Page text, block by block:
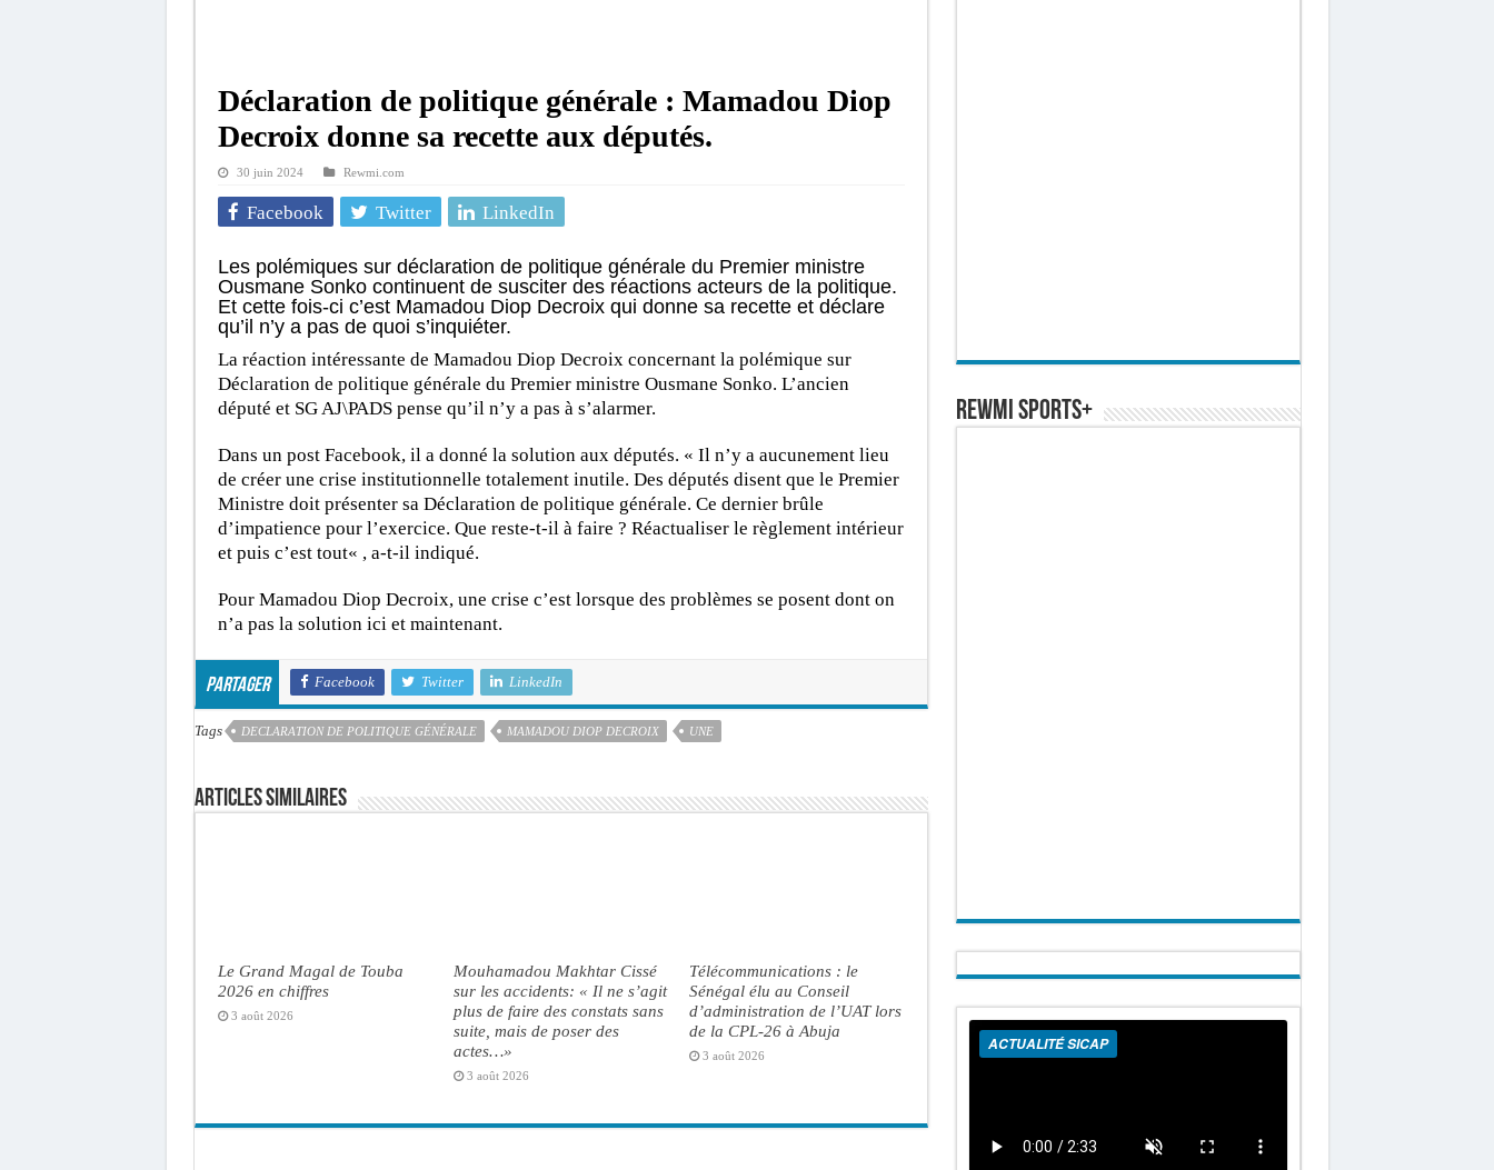
Déclaration de politique générale : Mamadou Diop
Decroix donne sa recette aux députés.
30 juin 2024 Rewmi.com
Facebook Twitter LinkedIn
Les polémiques sur déclaration de politique générale du Premier ministre
Ousmane Sonko continuent de susciter des réactions acteurs de la politique.
Et cette fois-ci c’est Mamadou Diop Decroix qui donne sa recette et déclare
qu’il n’y a pas de quoi s’inquiéter.
La réaction intéressante de Mamadou Diop Decroix concernant la polémique sur
Déclaration de politique générale du Premier ministre Ousmane Sonko. L’ancien
député et SG AJ\PADS pense qu’il n’y a pas à s’alarmer.
Dans un post Facebook, il a donné la solution aux députés. « Il n’y a aucunement lieu
de créer une crise institutionnelle totalement inutile. Des députés disent que le Premier
Ministre doit présenter sa Déclaration de politique générale. Ce dernier brûle
d’impatience pour l’exercice. Que reste-t-il à faire ? Réactualiser le règlement intérieur
et puis c’est tout« , a-t-il indiqué.
Pour Mamadou Diop Decroix, une crise c’est lorsque des problèmes se posent dont on
n’a pas la solution ici et maintenant.
Partager Facebook Twitter LinkedIn
Tags DECLARATION DE POLITIQUE GÉNÉRALE MAMADOU DIOP DECROIX UNE
Articles similaires
Le Grand Magal de Touba
2026 en chiffres
3 août 2026
Mouhamadou Makhtar Cissé
sur les accidents: « Il ne s’agit
plus de faire des constats sans
suite, mais de poser des
actes…»
3 août 2026
Télécommunications : le
Sénégal élu au Conseil
d’administration de l’UAT lors
de la CPL-26 à Abuja
3 août 2026
REWMI SPORTS+
ACTUALITÉ SICAP